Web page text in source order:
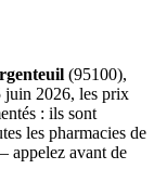
(95100),
juin 2026, les prix
: ils sont
les pharmacies de
appelez avant de